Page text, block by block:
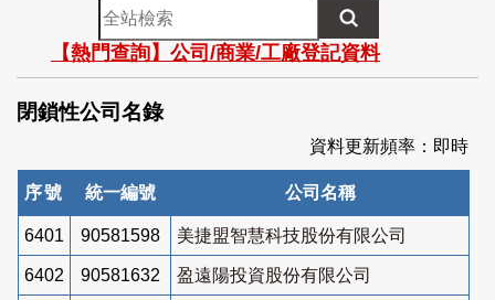
全
站
檢
索
【熱門查詢】公司/商業/工廠登記資料
閉鎖性公司名錄
資料更新頻率：即時
序號 統一編號 公司名稱
6401 90581598 美捷盟智慧科技股份有限公司
6402 90581632 盈遠陽投資股份有限公司